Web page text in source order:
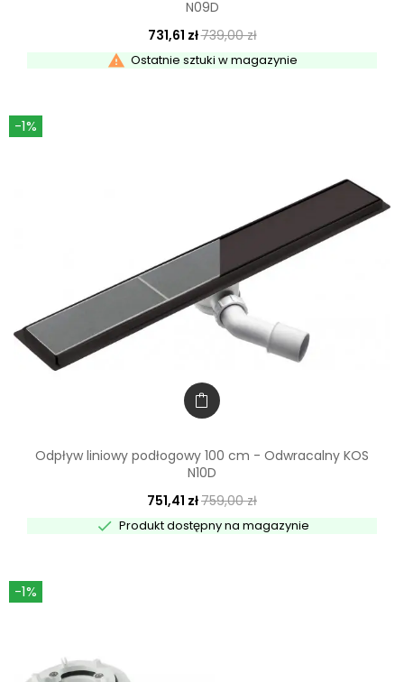
N09D
731,61 zł739,00 zł
 Ostatnie sztuki w magazynie
-1%
Odpływ liniowy podłogowy 100 cm - Odwracalny KOS
N10D
751,41 zł759,00 zł
 Produkt dostępny na magazynie
-1%